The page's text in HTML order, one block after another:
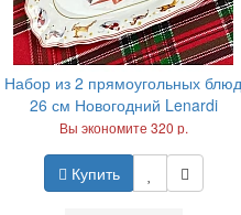
Набор из 2 прямоугольных блюд
26 см Новогодний Lenardi
Вы экономите 320 р.
Купить